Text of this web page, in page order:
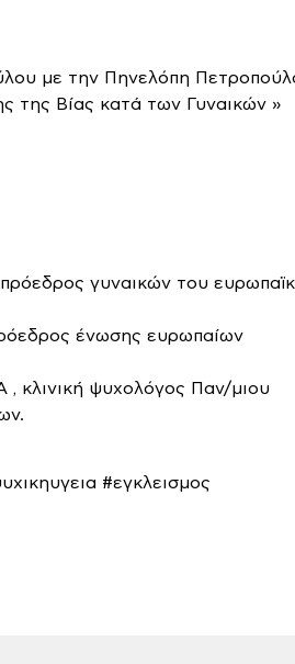
με την Πηνελόπη
της Βίας κατά των Γυναικών »
γυναικών του
ένωσης ευρωπαίων
, κλινική ψυχολόγος Παν/μιου
#εγκλεισμος